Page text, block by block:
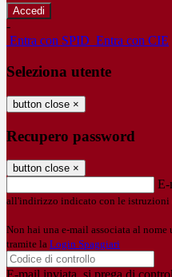
-
Entra con SPID Entra con CIE
Seleziona utente
button close ×
Recupero password
button close ×
E-
all'indirizzo indicato con le istruzioni
Non hai una e-mail associata al
tramite la Login Spaggiari